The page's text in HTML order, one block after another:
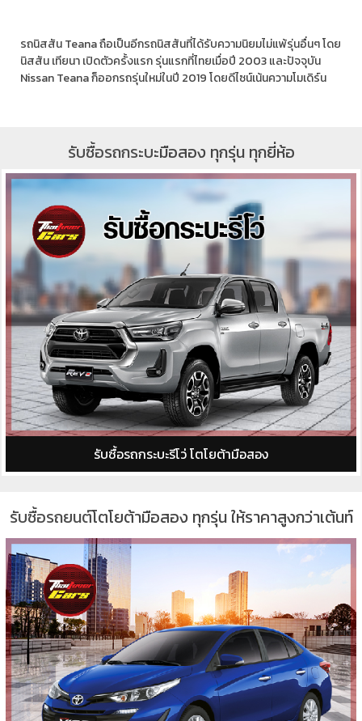
รถนิสสัน Teana ถือเป็นอีกรถนิสสันที่ได้รับความนิยมไม่แพ้รุ่นอื่นๆ โดย
นิสสัน เทียนา เปิดตัวครั้งแรก รุ่นแรกที่ไทยเมื่อปี 2003 และปัจจุบัน
Nissan Teana ก็ออกรถรุ่นใหม่ในปี 2019 โดยดีไซน์เน้นความโมเดิร์น
รับซื้อรถกระบะมือสอง ทุกรุ่น ทุกยี่ห้อ
รับซื้อรถกระบะรีโว่ โตโยต้ามือสอง
รับซื้อรถยนต์โตโยต้ามือสอง ทุกรุ่น ให้ราคาสูงกว่าเต้นท์